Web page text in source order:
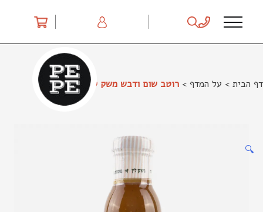
דף הבית > על המדף > רוטב שום ודבש משק לין
🔍